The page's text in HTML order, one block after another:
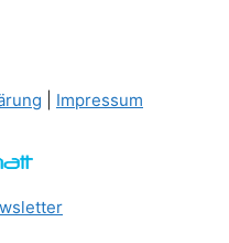
Impressum